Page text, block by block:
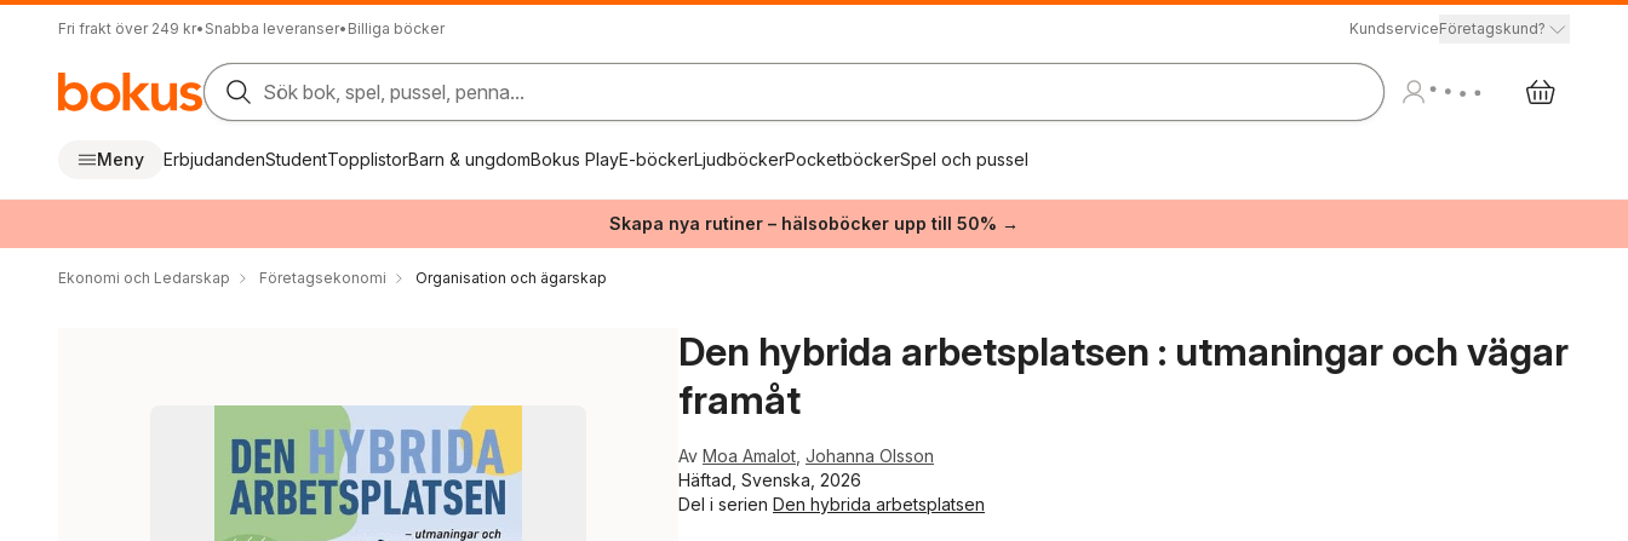
Fri frakt över 249 kr• Snabba leveranser• Billiga böcker KundserviceFöretagskund?
Sök bok, spel, pussel, penna...
Meny ErbjudandenStudentTopplistorBarn & ungdomBokus PlayE-böckerLjudböckerPocketböckerSpel och pussel
Skapa nya rutiner – hälsoböcker upp till 50% →
Ekonomi och Ledarskap Företagsekonomi Organisation och ägarskap
Den hybrida arbetsplatsen : utmaningar och vägar
framåt
Av Moa Amalot Johanna Olsson
Häftad, Svenska, 2026
Del i serien Den hybrida arbetsplatsen